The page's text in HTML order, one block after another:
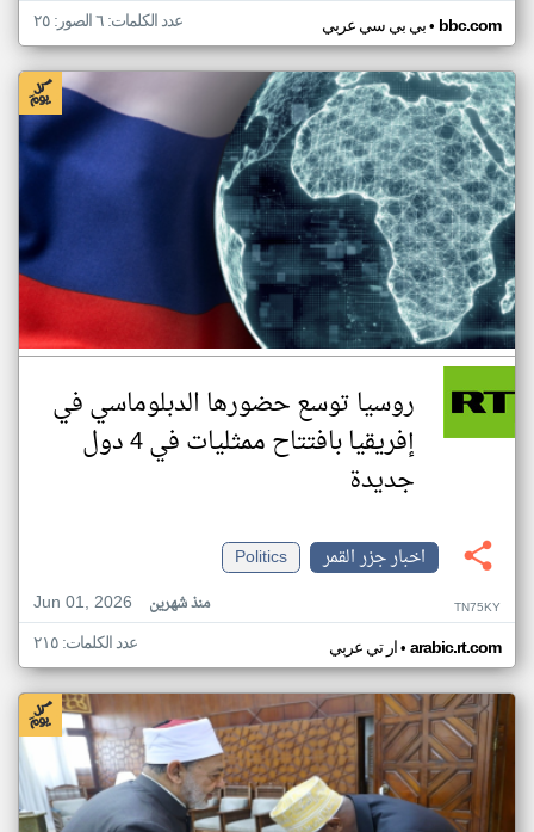
بي بي سي عربي• bbc.com عدد الكلمات: ٦ الصور: ٢٥
روسيا توسع حضورها الدبلوماسي في
إفريقيا بافتتاح ممثليات في 4 دول
جديدة
اخبار جزر القمر
Politics
Jun 01, 2026
منذ شهرين TN75KY
ار تي عربي• arabic.rt.com عدد الكلمات: ٢١٥